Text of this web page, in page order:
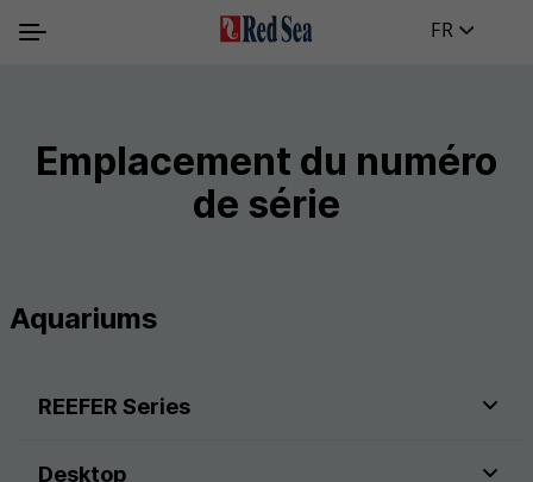
FR
Emplacement du numéro
de série
Aquariums
REEFER Series
Desktop